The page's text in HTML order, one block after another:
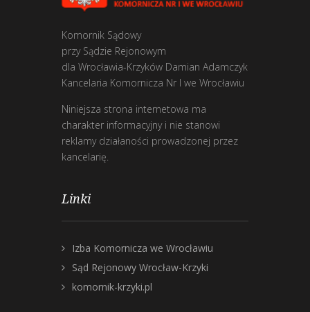
Komornik Sądowy
przy Sądzie Rejonowym
dla Wrocławia-Krzyków Damian Adamczyk
Kancelaria Komornicza Nr I we Wrocławiu
Niniejsza strona internetowa ma
charakter informacyjny i nie stanowi
reklamy działaności prowadzonej przez
kancelarię.
Linki
Izba Komornicza we Wrocławiu
Sąd Rejonowy Wrocław-Krzyki
komornik-krzyki.pl